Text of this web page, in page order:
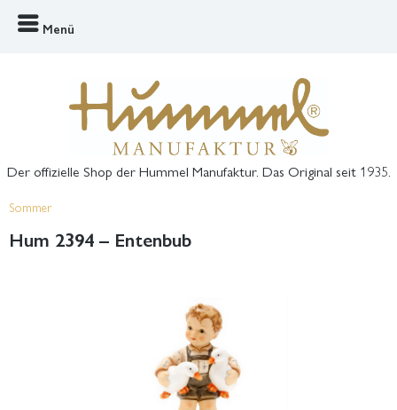
Menü
Der offizielle Shop der Hummel Manufaktur. Das Original seit 1935.
Sommer
Hum 2394 – Entenbub